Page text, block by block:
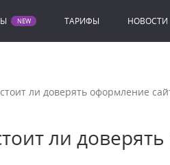
ТАРИФЫ НОВОСТИ
ли доверять оформление
ли